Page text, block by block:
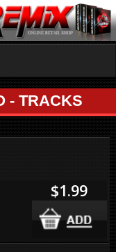
- TRACKS
$1.99